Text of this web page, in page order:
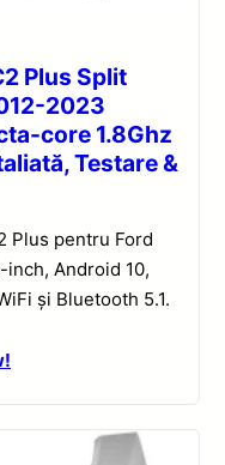
Plus Split
2023
core 1.8Ghz
Testare &
Plus pentru Ford
inch, Android 10,
și Bluetooth 5.1.